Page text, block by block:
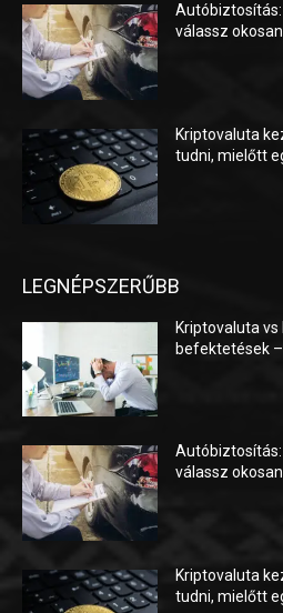
Autóbiztosítás:
válassz
Kriptovaluta
tudni, mielőtt
LEGNÉPSZERŰBB
Kriptovaluta
befektetések
Autóbiztosítás:
válassz
Kriptovaluta
tudni, mielőtt